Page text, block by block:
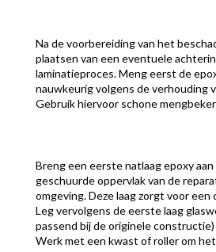
Na de voorbereiding van het
plaatsen van een eventuele
laminatieproces. Meng eerst de
nauwkeurig volgens de verhouding
Gebruik hiervoor schone
Breng een eerste natlaag epoxy
geschuurde oppervlak van de
omgeving. Deze laag zorgt voor
Leg vervolgens de eerste laag
passend bij de originele
Werk met een kwast of roller om